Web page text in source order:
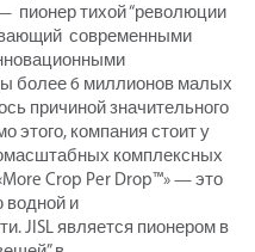
пионер тихой “революции
современными
более 6 миллионов малых
причиной значительного
этого, компания стоит у
комплексных
Crop Per Drop™» — это
водной и
JISL является пионером в